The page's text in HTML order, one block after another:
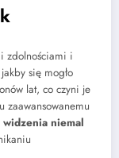
zdolnościami i
się mogło
lat, co czyni je
zaawansowanemu
niemal